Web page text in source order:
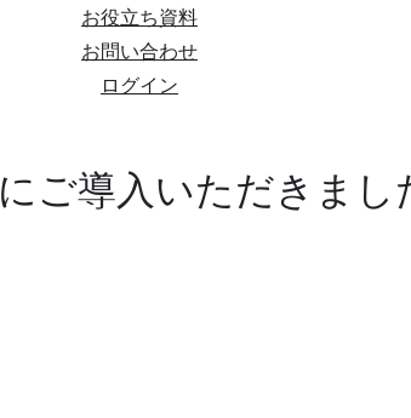
お役立ち資料
お問い合わせ
ログイン
ご導入いただきまし